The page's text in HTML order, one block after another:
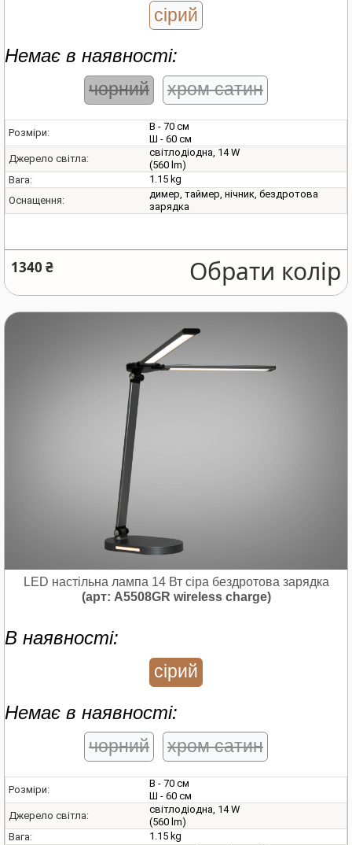
сірий
Немає в наявності:
чорний хром сатин
Розміри:
В - 70 см
Ш - 60 см
Джерело світла:
світлодіодна, 14 W
(560 lm)
Вага:
1.15 kg
Оснащення:
димер, таймер, нічник, бездротова
зарядка
1340 ₴ Обрати колір
LED настільна лампа 14 Вт сіра бездротова зарядка
(арт: A5508GR wireless charge)
В наявності:
сірий
Немає в наявності:
чорний хром сатин
Розміри:
В - 70 см
Ш - 60 см
Джерело світла:
світлодіодна, 14 W
(560 lm)
Вага:
1.15 kg